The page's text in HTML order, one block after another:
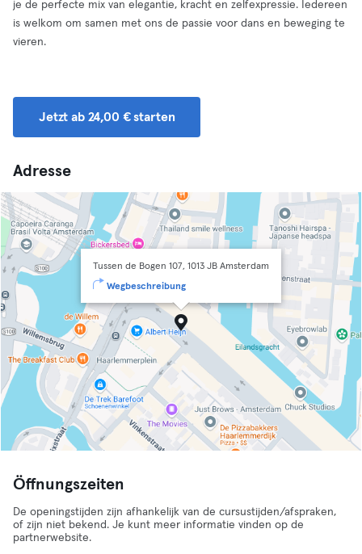
je de perfecte mix van elegantie, kracht en zelfexpressie. Iedereen
is welkom om samen met ons de passie voor dans en beweging te
vieren.
Jetzt ab 24,00 € starten
Adresse
Tussen de Bogen 107, 1013 JB Amsterdam
Wegbeschreibung
Öffnungszeiten
De openingstijden zijn afhankelijk van de cursustijden/afspraken,
of zijn niet bekend. Je kunt meer informatie vinden op de
partnerwebsite.